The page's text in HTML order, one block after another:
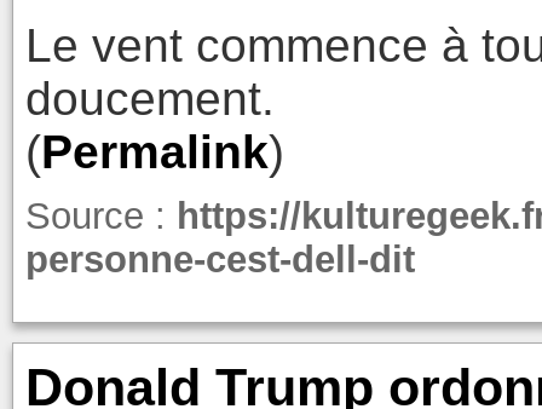
Le vent commence à
doucement.
(Permalink)
Source : https://
personne-cest-dell-dit
Donald Trump